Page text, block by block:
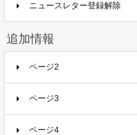
ニュースレター登録解除
追加情報
ページ2
ページ3
ページ4